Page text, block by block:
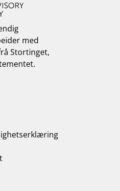
med
Stortinget,